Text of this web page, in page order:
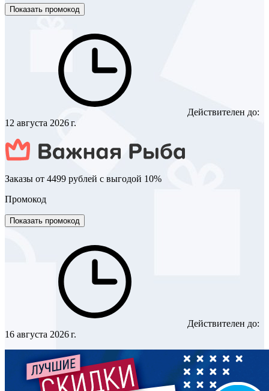
Показать промокод
Действителен до:
12 августа 2026 г.
Заказы от 4499 рублей с выгодой 10%
Промокод
Показать промокод
Действителен до:
16 августа 2026 г.